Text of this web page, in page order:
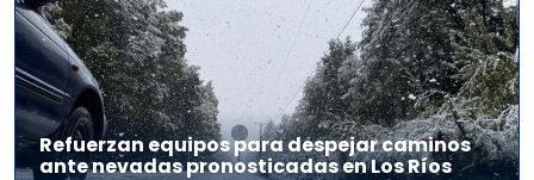
Refuerzan equipos para despejar caminos
ante nevadas pronosticadas en Los Ríos